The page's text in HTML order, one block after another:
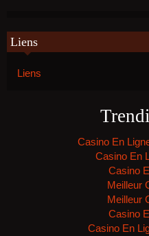
Liens
Liens
Casino En
Casino En
Casino
Meilleur
Meilleur
Casino
Casino En